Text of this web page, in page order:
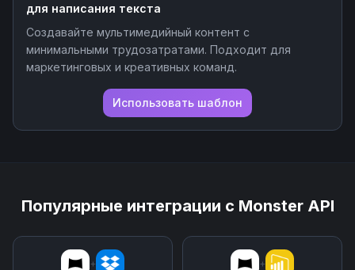
для написания текста
Создавайте мультимедийный контент с
минимальными трудозатратами. Подходит для
маркетинговых и креативных команд.
Использовать шаблон
Популярные интеграции с Monster API
+ +